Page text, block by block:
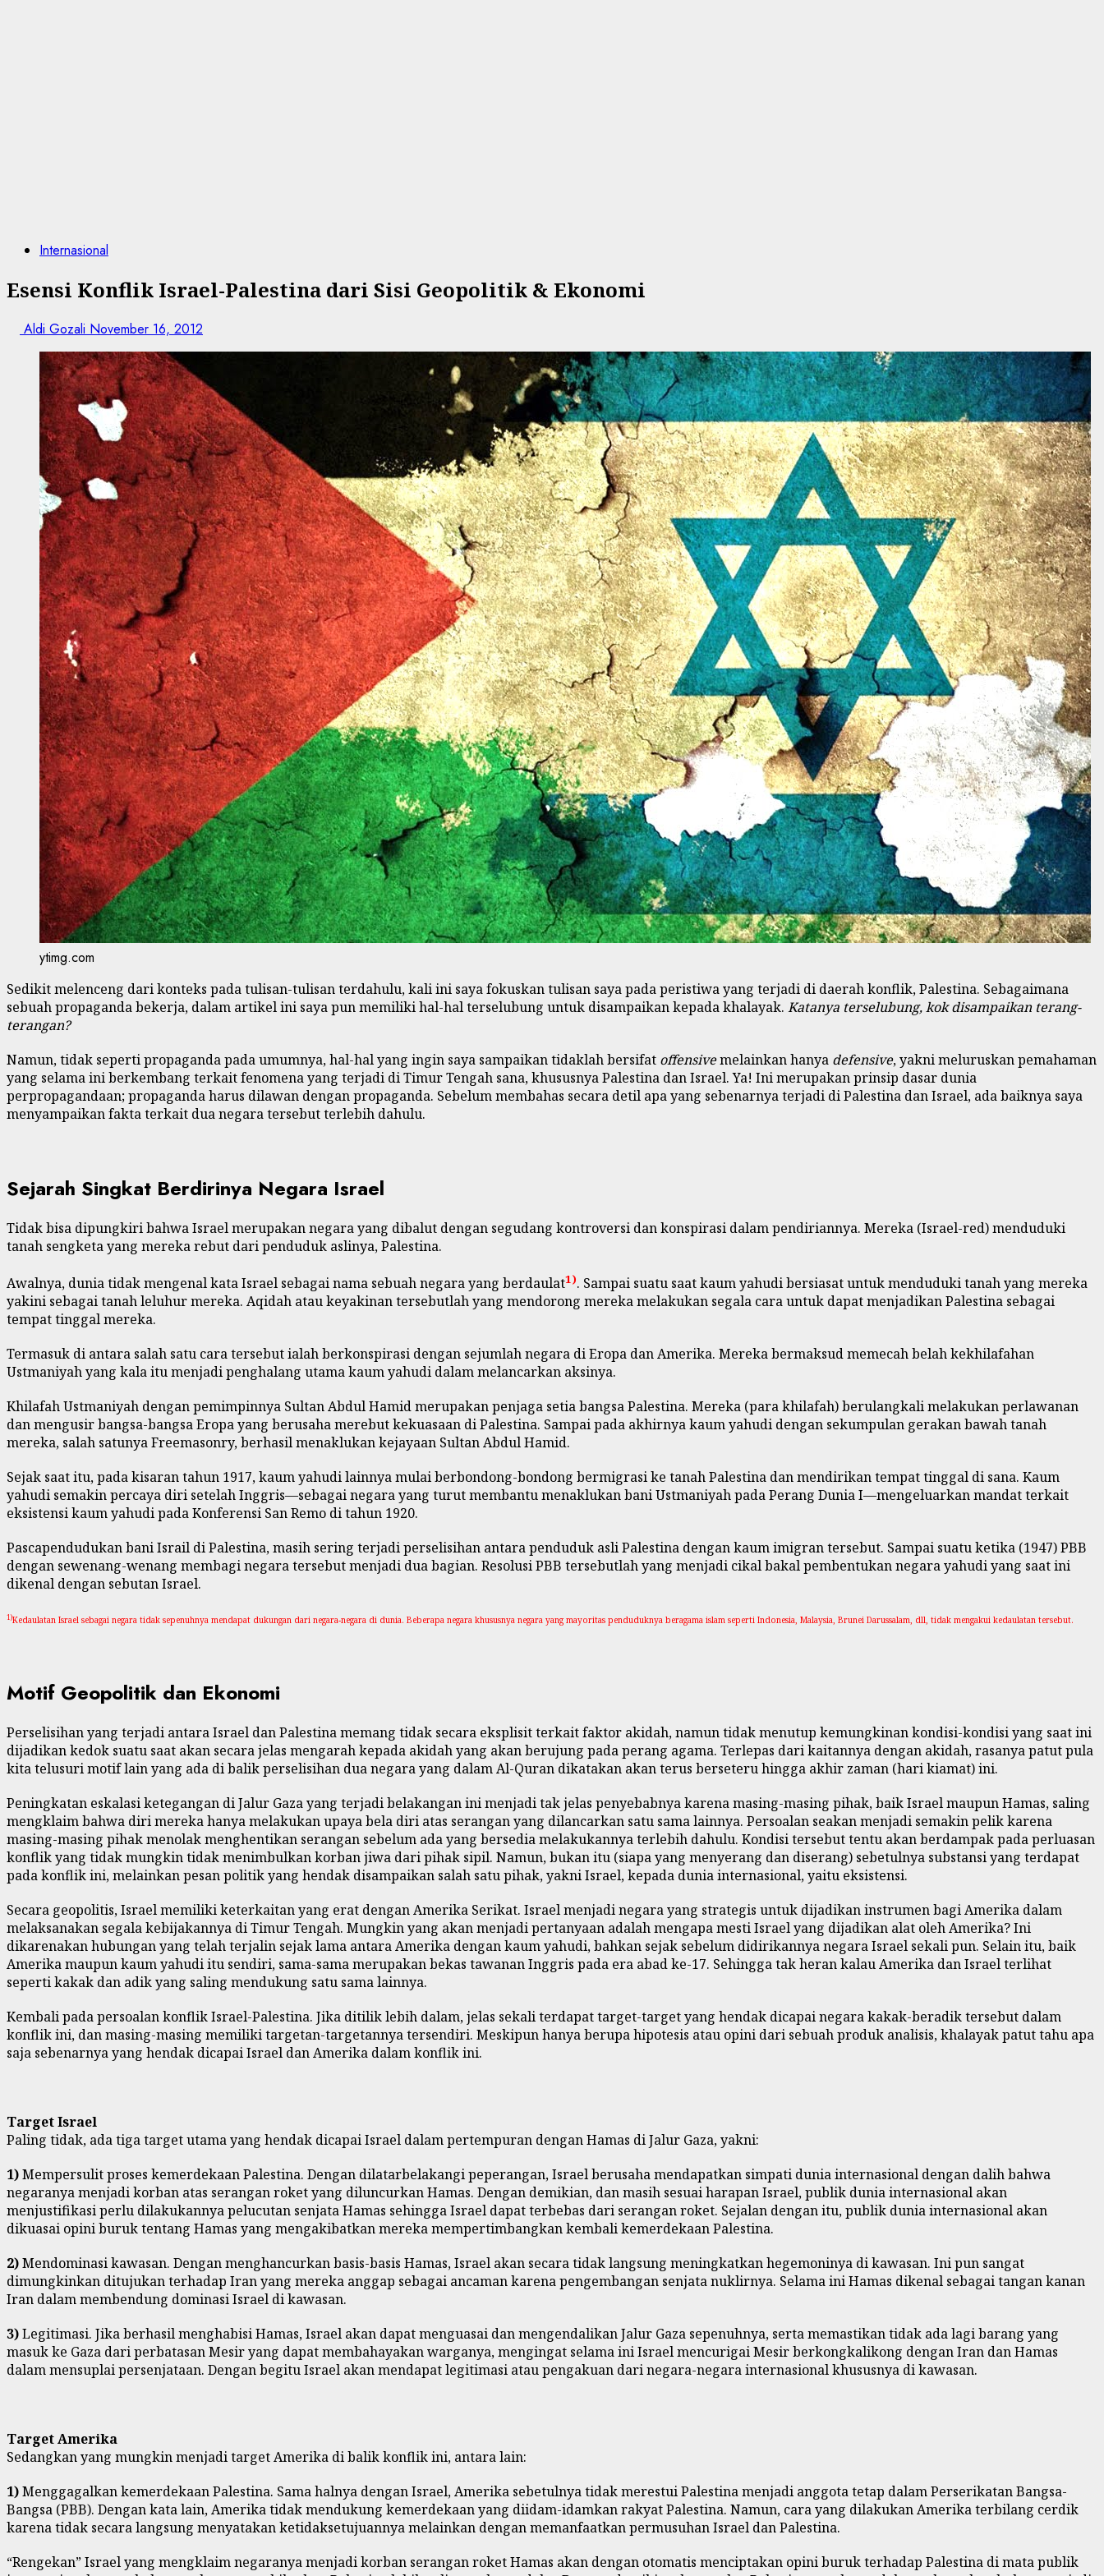
Internasional
Esensi Konflik Israel-Palestina dari Sisi Geopolitik & Ekonomi
Aldi Gozali November 16, 2012
ytimg.com
Sedikit melenceng dari konteks pada tulisan-tulisan terdahulu, kali ini saya fokuskan tulisan saya pada peristiwa yang terjadi di daerah konflik, Palestina. Sebagaimana
sebuah propaganda bekerja, dalam artikel ini saya pun memiliki hal-hal terselubung untuk disampaikan kepada khalayak. Katanya terselubung, kok disampaikan terang-
terangan?
Namun, tidak seperti propaganda pada umumnya, hal-hal yang ingin saya sampaikan tidaklah bersifat offensivemelainkan hanya defensive, yakni meluruskan pemahaman
yang selama ini berkembang terkait fenomena yang terjadi di Timur Tengah sana, khususnya Palestina dan Israel. Ya! Ini merupakan prinsip dasar dunia
perpropagandaan; propaganda harus dilawan dengan propaganda. Sebelum membahas secara detil apa yang sebenarnya terjadi di Palestina dan Israel, ada baiknya saya
menyampaikan fakta terkait dua negara tersebut terlebih dahulu.
Sejarah Singkat Berdirinya Negara Israel
Tidak bisa dipungkiri bahwa Israel merupakan negara yang dibalut dengan segudang kontroversi dan konspirasi dalam pendiriannya. Mereka (Israel-red) menduduki
tanah sengketa yang mereka rebut dari penduduk aslinya, Palestina.
Awalnya, dunia tidak mengenal kata Israel sebagai nama sebuah negara yang berdaulat1). Sampai suatu saat kaum yahudi bersiasat untuk menduduki tanah yang mereka
yakini sebagai tanah leluhur mereka. Aqidah atau keyakinan tersebutlah yang mendorong mereka melakukan segala cara untuk dapat menjadikan Palestina sebagai
tempat tinggal mereka.
Termasuk di antara salah satu cara tersebut ialah berkonspirasi dengan sejumlah negara di Eropa dan Amerika. Mereka bermaksud memecah belah kekhilafahan
Ustmaniyah yang kala itu menjadi penghalang utama kaum yahudi dalam melancarkan aksinya.
Khilafah Ustmaniyah dengan pemimpinnya Sultan Abdul Hamid merupakan penjaga setia bangsa Palestina. Mereka (para khilafah) berulangkali melakukan perlawanan
dan mengusir bangsa-bangsa Eropa yang berusaha merebut kekuasaan di Palestina. Sampai pada akhirnya kaum yahudi dengan sekumpulan gerakan bawah tanah
mereka, salah satunya Freemasonry, berhasil menaklukan kejayaan Sultan Abdul Hamid.
Sejak saat itu, pada kisaran tahun 1917, kaum yahudi lainnya mulai berbondong-bondong bermigrasi ke tanah Palestina dan mendirikan tempat tinggal di sana. Kaum
yahudi semakin percaya diri setelah Inggris—sebagai negara yang turut membantu menaklukan bani Ustmaniyah pada Perang Dunia I—mengeluarkan mandat terkait
eksistensi kaum yahudi pada Konferensi San Remo di tahun 1920.
Pascapendudukan bani Israil di Palestina, masih sering terjadi perselisihan antara penduduk asli Palestina dengan kaum imigran tersebut. Sampai suatu ketika (1947) PBB
dengan sewenang-wenang membagi negara tersebut menjadi dua bagian. Resolusi PBB tersebutlah yang menjadi cikal bakal pembentukan negara yahudi yang saat ini
dikenal dengan sebutan Israel.
1)Kedaulatan Israel sebagai negara tidak sepenuhnya mendapat dukungan dari negara-negara di dunia. Beberapa negara khususnya negara yang mayoritas penduduknya beragama islam seperti Indonesia, Malaysia, Brunei Darussalam, dll, tidak mengakui kedaulatan tersebut.
Motif Geopolitik dan Ekonomi
Perselisihan yang terjadi antara Israel dan Palestina memang tidak secara eksplisit terkait faktor akidah, namun tidak menutup kemungkinan kondisi-kondisi yang saat ini
dijadikan kedok suatu saat akan secara jelas mengarah kepada akidah yang akan berujung pada perang agama. Terlepas dari kaitannya dengan akidah, rasanya patut pula
kita telusuri motif lain yang ada di balik perselisihan dua negara yang dalam Al-Quran dikatakan akan terus berseteru hingga akhir zaman (hari kiamat) ini.
Peningkatan eskalasi ketegangan di Jalur Gaza yang terjadi belakangan ini menjadi tak jelas penyebabnya karena masing-masing pihak, baik Israel maupun Hamas, saling
mengklaim bahwa diri mereka hanya melakukan upaya bela diri atas serangan yang dilancarkan satu sama lainnya. Persoalan seakan menjadi semakin pelik karena
masing-masing pihak menolak menghentikan serangan sebelum ada yang bersedia melakukannya terlebih dahulu. Kondisi tersebut tentu akan berdampak pada perluasan
konflik yang tidak mungkin tidak menimbulkan korban jiwa dari pihak sipil. Namun, bukan itu (siapa yang menyerang dan diserang) sebetulnya substansi yang terdapat
pada konflik ini, melainkan pesan politik yang hendak disampaikan salah satu pihak, yakni Israel, kepada dunia internasional, yaitu eksistensi.
Secara geopolitis, Israel memiliki keterkaitan yang erat dengan Amerika Serikat. Israel menjadi negara yang strategis untuk dijadikan instrumen bagi Amerika dalam
melaksanakan segala kebijakannya di Timur Tengah. Mungkin yang akan menjadi pertanyaan adalah mengapa mesti Israel yang dijadikan alat oleh Amerika? Ini
dikarenakan hubungan yang telah terjalin sejak lama antara Amerika dengan kaum yahudi, bahkan sejak sebelum didirikannya negara Israel sekali pun. Selain itu, baik
Amerika maupun kaum yahudi itu sendiri, sama-sama merupakan bekas tawanan Inggris pada era abad ke-17. Sehingga tak heran kalau Amerika dan Israel terlihat
seperti kakak dan adik yang saling mendukung satu sama lainnya.
Kembali pada persoalan konflik Israel-Palestina. Jika ditilik lebih dalam, jelas sekali terdapat target-target yang hendak dicapai negara kakak-beradik tersebut dalam
konflik ini, dan masing-masing memiliki targetan-targetannya tersendiri. Meskipun hanya berupa hipotesis atau opini dari sebuah produk analisis, khalayak patut tahu apa
saja sebenarnya yang hendak dicapai Israel dan Amerika dalam konflik ini.
Target Israel
Paling tidak, ada tiga target utama yang hendak dicapai Israel dalam pertempuran dengan Hamas di Jalur Gaza, yakni:
1)Mempersulit proses kemerdekaan Palestina. Dengan dilatarbelakangi peperangan, Israel berusaha mendapatkan simpati dunia internasional dengan dalih bahwa
negaranya menjadi korban atas serangan roket yang diluncurkan Hamas. Dengan demikian, dan masih sesuai harapan Israel, publik dunia internasional akan
menjustifikasi perlu dilakukannya pelucutan senjata Hamas sehingga Israel dapat terbebas dari serangan roket. Sejalan dengan itu, publik dunia internasional akan
dikuasai opini buruk tentang Hamas yang mengakibatkan mereka mempertimbangkan kembali kemerdekaan Palestina.
2)Mendominasi kawasan. Dengan menghancurkan basis-basis Hamas, Israel akan secara tidak langsung meningkatkan hegemoninya di kawasan. Ini pun sangat
dimungkinkan ditujukan terhadap Iran yang mereka anggap sebagai ancaman karena pengembangan senjata nuklirnya. Selama ini Hamas dikenal sebagai tangan kanan
Iran dalam membendung dominasi Israel di kawasan.
3)Legitimasi. Jika berhasil menghabisi Hamas, Israel akan dapat menguasai dan mengendalikan Jalur Gaza sepenuhnya, serta memastikan tidak ada lagi barang yang
masuk ke Gaza dari perbatasan Mesir yang dapat membahayakan warganya, mengingat selama ini Israel mencurigai Mesir berkongkalikong dengan Iran dan Hamas
dalam mensuplai persenjataan. Dengan begitu Israel akan mendapat legitimasi atau pengakuan dari negara-negara internasional khususnya di kawasan.
Target Amerika
Sedangkan yang mungkin menjadi target Amerika di balik konflik ini, antara lain:
1)Menggagalkan kemerdekaan Palestina. Sama halnya dengan Israel, Amerika sebetulnya tidak merestui Palestina menjadi anggota tetap dalam Perserikatan Bangsa-
Bangsa (PBB). Dengan kata lain, Amerika tidak mendukung kemerdekaan yang diidam-idamkan rakyat Palestina. Namun, cara yang dilakukan Amerika terbilang cerdik
karena tidak secara langsung menyatakan ketidaksetujuannya melainkan dengan memanfaatkan permusuhan Israel dan Palestina.
“Rengekan” Israel yang mengklaim negaranya menjadi korban serangan roket Hamas akan dengan otomatis menciptakan opini buruk terhadap Palestina di mata publik